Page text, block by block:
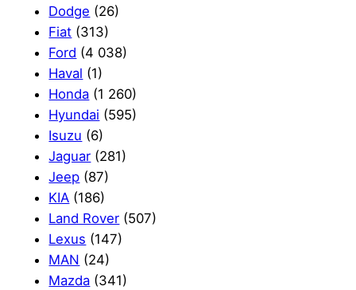
Dodge (26)
Fiat (313)
Ford (4 038)
Haval (1)
Honda (1 260)
Hyundai (595)
Isuzu (6)
Jaguar (281)
Jeep (87)
KIA (186)
Land Rover (507)
Lexus (147)
MAN (24)
Mazda (341)